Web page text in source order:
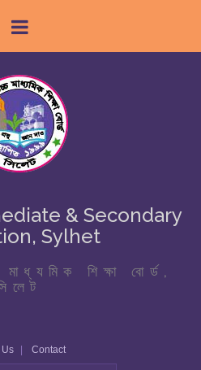
& Secondary
Sylhet
শিক্ষা বোর্ড,
Contact